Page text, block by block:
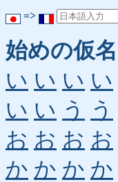
=>
始めの仮名
い い い い
い い う う
お お お お
か か か か